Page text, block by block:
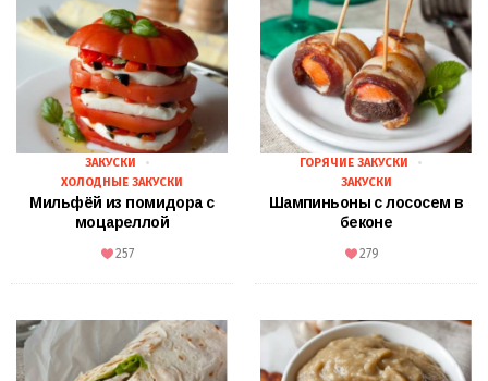
ЗАКУСКИ
ХОЛОДНЫЕ ЗАКУСКИ
Мильфёй из помидора с
моцареллой
257
ГОРЯЧИЕ ЗАКУСКИ
ЗАКУСКИ
Шампиньоны с лососем в
беконе
279